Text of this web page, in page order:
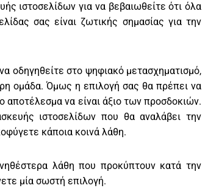
ιστοσελίδων για να βεβαιωθείτε ότι όλα
σας είναι ζωτικής σημασίας για την
οδηγηθείτε στο ψηφιακό μετασχηματισμό,
ομάδα. Όμως η επιλογή σας θα πρέπει να
αποτέλεσμα να είναι άξιο των προσδοκιών.
ιστοσελίδων που θα αναλάβει την
κάποια κοινά λάθη.
λάθη που προκύπτουν κατά την
μία σωστή επιλογή.